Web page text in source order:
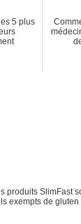
5 plus
produits SlimFast
exempts de gluten